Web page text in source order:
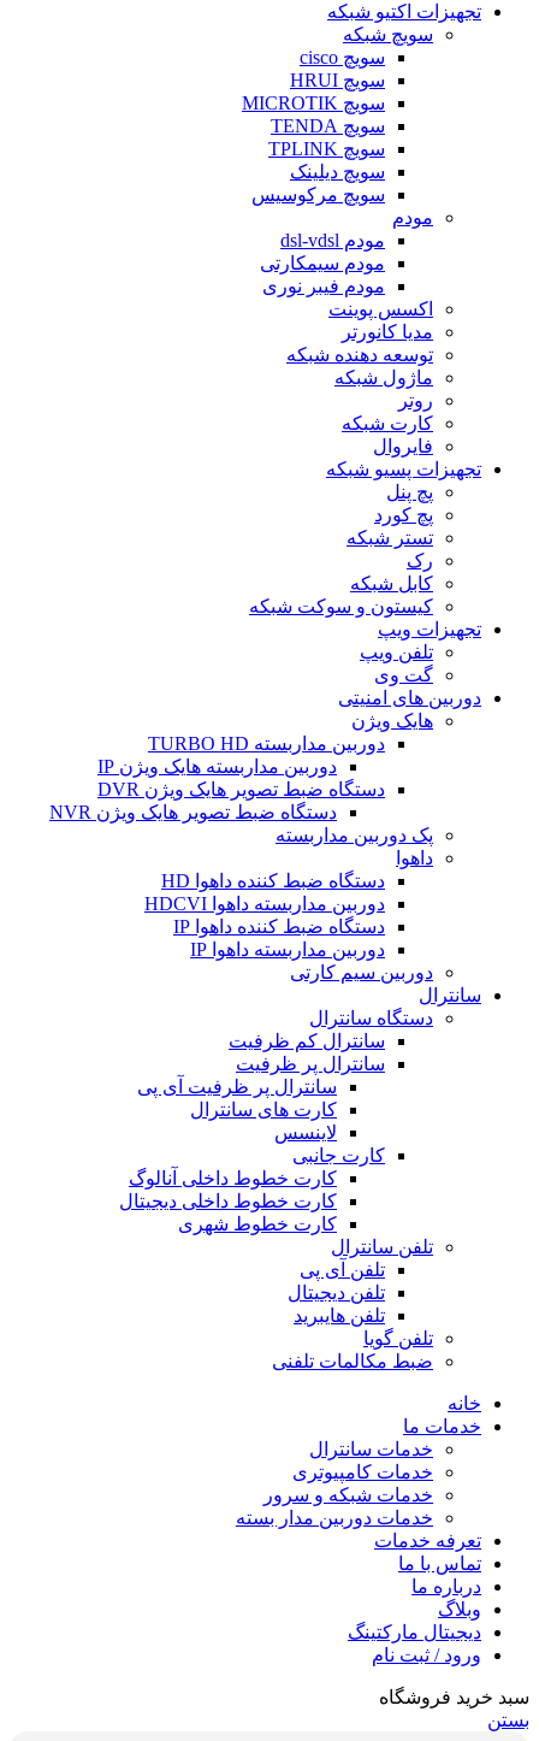
تجهیزات اکتیو شبکه
سویچ شبکه
سویچ cisco
سویچ HRUI
سویچ MICROTIK
سویچ TENDA
سویچ TPLINK
سویچ دیلینک
سویچ مرکوسیس
مودم
مودم dsl-vdsl
مودم سیمکارتی
مودم فیبر نوری
اکسس پوینت
مدیا کانورتر
توسعه دهنده شبکه
ماژول شبکه
روتر
کارت شبکه
فایروال
تجهیزات پسیو شبکه
پچ پنل
پچ کورد
تستر شبکه
رک
کابل شبکه
کیستون و سوکت شبکه
تجهیزات ویپ
تلفن ویپ
گت وی
دوربین های امنیتی
هایک ویژن
دوربین مداربسته TURBO HD
دوربین مداربسته هایک ویژن IP
دستگاه ضبط تصویر هایک ویژن DVR
دستگاه ضبط تصویر هایک ویژن NVR
پک دوربین مداربسته
داهوا
دستگاه ضبط کننده داهوا HD
دوربین مداربسته داهوا HDCVI
دستگاه ضبط کننده داهوا IP
دوربین مداربسته داهوا IP
دوربین سیم کارتی
سانترال
دستگاه سانترال
سانترال کم ظرفیت
سانترال پر ظرفیت
سانترال پر ظرفیت آی پی
کارت های سانترال
لاینسس
کارت جانبی
کارت خطوط داخلی آنالوگ
کارت خطوط داخلی دیجیتال
کارت خطوط شهری
تلفن سانترال
تلفن آی پی
تلفن دیجیتال
تلفن هایبرید
تلفن گویا
ضبط مکالمات تلفنی
خانه
خدمات ما
خدمات سانترال
خدمات کامپیوتری
خدمات شبکه و سرور
خدمات دوربین مدار بسته
تعرفه خدمات
تماس با ما
درباره ما
وبلاگ
دیجیتال مارکتینگ
ورود / ثبت نام
سبد خرید فروشگاه
بستن